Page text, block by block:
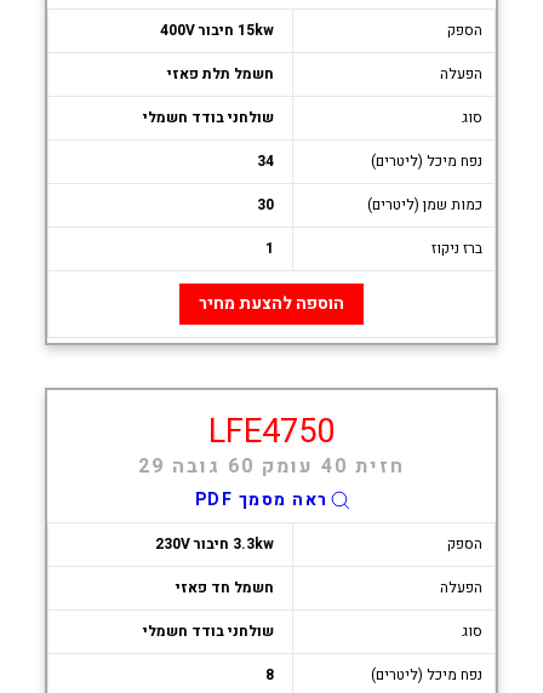
הספק
15kw חיבור 400V
הפעלה
חשמל תלת פאזי
סוג
שולחני בודד חשמלי
נפח מיכל (ליטרים)
34
כמות שמן (ליטרים)
30
ברז ניקוז
1
הוספה להצעת מחיר
LFE4750
חזית 40 עומק 60 גובה 29
ראה מסמך PDF
הספק
3.3kw חיבור 230V
הפעלה
חשמל חד פאזי
סוג
שולחני בודד חשמלי
נפח מיכל (ליטרים)
8